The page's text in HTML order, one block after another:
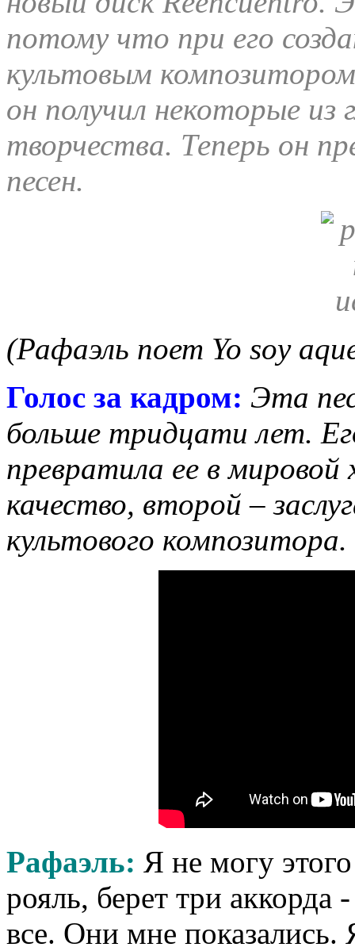
потому что при его
культовым
он получил некоторые из
творчества. Теперь он
песен.
(Рафаэль поет Yo soy
Голос за кадром: Эта
больше тридцати лет.
превратила ее в
качество, второй –
культового композитора.
Рафаэль: Я не могу
рояль, берет три
все. Они мне